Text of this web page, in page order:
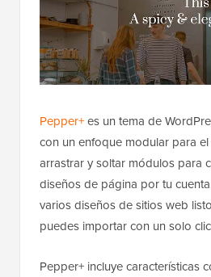
Pepper+es un tema de
con un enfoque modular para
arrastrar y soltar módulos para
diseños de página por tu
varios diseños de sitios web
puedes importar con un solo
Pepper+ incluye características